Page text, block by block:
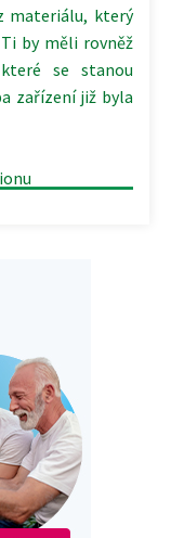
materiálu, který
by měli rovněž
se stanou
zařízení již byla